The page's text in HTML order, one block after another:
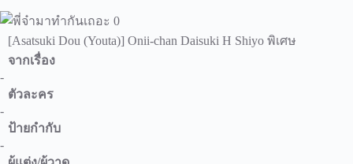
[Asatsuki Dou (Youta)] Onii-chan Daisuki H Shiyo พิเศษ
จากเรื่อง
-
ตัวละคร
-
ป้ายกำกับ
-